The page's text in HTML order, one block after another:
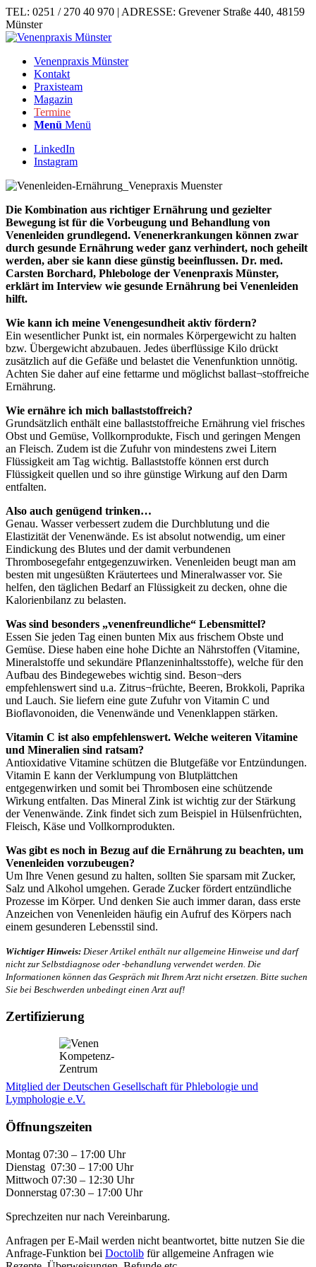
TEL: 0251 / 270 40 970 | ADRESSE: Grevener Straße 440, 48159
Münster
Venenpraxis Münster
Kontakt
Praxisteam
Magazin
Termine
Menü Menü
LinkedIn
Instagram
Die Kombination aus richtiger Ernährung und gezielter
Bewegung ist für die Vorbeugung und Behandlung von
Venenleiden grundlegend. Venenerkrankungen können zwar
durch gesunde Ernährung weder ganz verhindert, noch geheilt
werden, aber sie kann diese günstig beeinflussen. Dr. med.
Carsten Borchard, Phlebologe der Venenpraxis Münster,
erklärt im Interview wie gesunde Ernährung bei Venenleiden
hilft.
Wie kann ich meine Venengesundheit aktiv fördern?
Ein wesentlicher Punkt ist, ein normales Körpergewicht zu halten
bzw. Übergewicht abzubauen. Jedes überflüssige Kilo drückt
zusätzlich auf die Gefäße und belastet die Venenfunktion unnötig.
Achten Sie daher auf eine fettarme und möglichst ballast¬stoffreiche
Ernährung.
Wie ernähre ich mich ballaststoffreich?
Grundsätzlich enthält eine ballaststoffreiche Ernährung viel frisches
Obst und Gemüse, Vollkornprodukte, Fisch und geringen Mengen
an Fleisch. Zudem ist die Zufuhr von mindestens zwei Litern
Flüssigkeit am Tag wichtig. Ballaststoffe können erst durch
Flüssigkeit quellen und so ihre günstige Wirkung auf den Darm
entfalten.
Also auch genügend trinken…
Genau. Wasser verbessert zudem die Durchblutung und die
Elastizität der Venenwände. Es ist absolut notwendig, um einer
Eindickung des Blutes und der damit verbundenen
Thrombosegefahr entgegenzuwirken. Venenleiden beugt man am
besten mit ungesüßten Kräutertees und Mineralwasser vor. Sie
helfen, den täglichen Bedarf an Flüssigkeit zu decken, ohne die
Kalorienbilanz zu belasten.
Was sind besonders „venenfreundliche“ Lebensmittel?
Essen Sie jeden Tag einen bunten Mix aus frischem Obste und
Gemüse. Diese haben eine hohe Dichte an Nährstoffen (Vitamine,
Mineralstoffe und sekundäre Pflanzeninhaltsstoffe), welche für den
Aufbau des Bindegewebes wichtig sind. Beson¬ders
empfehlenswert sind u.a. Zitrus¬früchte, Beeren, Brokkoli, Paprika
und Lauch. Sie liefern eine gute Zufuhr von Vitamin C und
Bioflavonoiden, die Venenwände und Venenklappen stärken.
Vitamin C ist also empfehlenswert. Welche weiteren Vitamine
und Mineralien sind ratsam?
Antioxidative Vitamine schützen die Blutgefäße vor Entzündungen.
Vitamin E kann der Verklumpung von Blutplättchen
entgegenwirken und somit bei Thrombosen eine schützende
Wirkung entfalten. Das Mineral Zink ist wichtig zur der Stärkung
der Venenwände. Zink findet sich zum Beispiel in Hülsenfrüchten,
Fleisch, Käse und Vollkornprodukten.
Was gibt es noch in Bezug auf die Ernährung zu beachten, um
Venenleiden vorzubeugen?
Um Ihre Venen gesund zu halten, sollten Sie sparsam mit Zucker,
Salz und Alkohol umgehen. Gerade Zucker fördert entzündliche
Prozesse im Körper. Und denken Sie auch immer daran, dass erste
Anzeichen von Venenleiden häufig ein Aufruf des Körpers nach
einem gesunderen Lebensstil sind.
Wichtiger Hinweis: Dieser Artikel enthält nur allgemeine Hinweise und darf
nicht zur Selbstdiagnose oder -behandlung verwendet werden. Die
Informationen können das Gespräch mit Ihrem Arzt nicht ersetzen. Bitte suchen
Sie bei Beschwerden unbedingt einen Arzt auf!
Zertifizierung
Mitglied der Deutschen Gesellschaft für Phlebologie und
Lymphologie e.V.
Öffnungszeiten
Montag 07:30 – 17:00 Uhr
Dienstag 07:30 – 17:00 Uhr
Mittwoch 07:30 – 12:30 Uhr
Donnerstag 07:30 – 17:00 Uhr
Sprechzeiten nur nach Vereinbarung.
Anfragen per E-Mail werden nicht beantwortet, bitte nutzen Sie die
Anfrage-Funktion bei Doctolib für allgemeine Anfragen wie